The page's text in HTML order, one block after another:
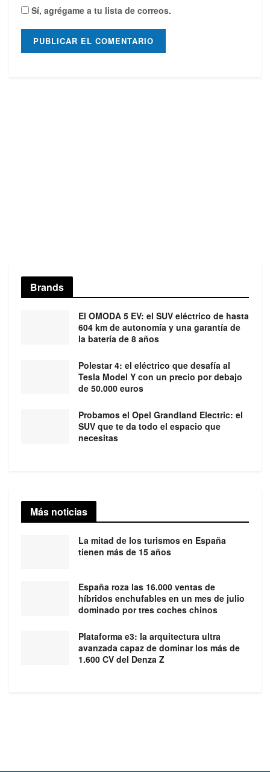
Sí, agrégame a tu lista de correos.
Brands
El OMODA 5 EV: el SUV eléctrico de hasta
604 km de autonomía y una garantía de
la batería de 8 años
Polestar 4: el eléctrico que desafía al
Tesla Model Y con un precio por debajo
de 50.000 euros
Probamos el Opel Grandland Electric: el
SUV que te da todo el espacio que
necesitas
Más noticias
La mitad de los turismos en España
tienen más de 15 años
España roza las 16.000 ventas de
híbridos enchufables en un mes de julio
dominado por tres coches chinos
Plataforma e3: la arquitectura ultra
avanzada capaz de dominar los más de
1.600 CV del Denza Z